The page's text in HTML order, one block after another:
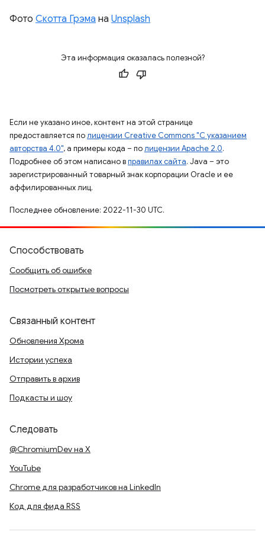
Фото Скотта Грэма на Unsplash
Эта информация оказалась полезной?
Если не указано иное, контент на этой странице
предоставляется полицензии Creative Commons "С указанием
авторства 4.0", а примеры кода – полицензии Apache 2.0.
Подробнее об этом написано вправилах сайта. Java – это
зарегистрированный товарный знак корпорации Oracle и ее
аффилированных лиц.
Последнее обновление: 2022-11-30 UTC.
Способствовать
Сообщить об ошибке
Посмотреть открытые вопросы
Связанный контент
Обновления Хрома
Истории успеха
Отправить в архив
Подкасты и шоу
Следовать
@ChromiumDev на X
YouTube
Chrome для разработчиков на LinkedIn
Код для фида RSS